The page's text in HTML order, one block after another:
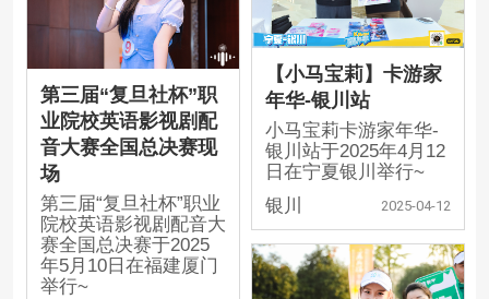
第三届“复旦社杯”职
业院校英语影视剧配
音大赛全国总决赛现
场
第三届“复旦社杯”职业
院校英语影视剧配音大
赛全国总决赛于2025
年5月10日在福建厦门
举行~
【小马宝莉】卡游家
年华-银川站
小马宝莉卡游家年华-
银川站于2025年4月12
日在宁夏银川举行~
银川
2025-04-12